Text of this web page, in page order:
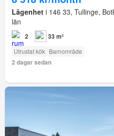
Lägenhet i 146 33, Tullinge,
län
2 33 m²
Utrustat kök Barnområde
2 dagar sedan